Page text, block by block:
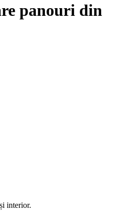
panouri din
interior.